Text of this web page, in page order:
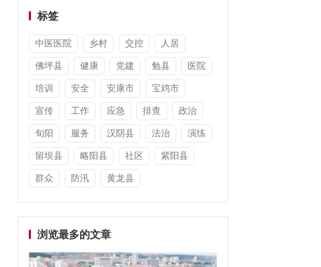
标签
中医医院 乡村 交控 人居
佛坪县 健康 党建 勉县 医院
培训 安全 安康市 宝鸡市
宣传 工作 应急 排查 政治
旬阳 服务 汉阴县 法治 演练
留坝县 略阳县 社区 紫阳县
群众 防汛 黄龙县
浏览最多的文章